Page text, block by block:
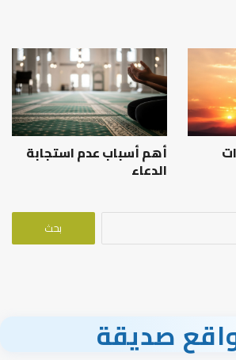
أهم أسباب عدم استجابة
الدعاء
البحث
صديقة